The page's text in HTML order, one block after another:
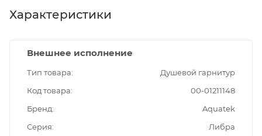
Характеристики
Внешнее исполнение
Тип товара
Душевой гарнитур
Код товара
00-01211148
Бренд
Aquatek
Серия
Либра